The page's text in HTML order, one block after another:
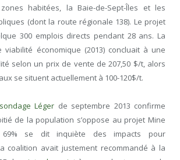
habitées, la Baie-de-Sept-Îles et les
(dont la route régionale 138). Le projet
300 emplois directs pendant 28 ans. La
économique (2013) concluait à une
selon un prix de vente de 207,50 $/t, alors
se situent actuellement à 100-120$/t.
sondage Léger de septembre 2013 confirme
de la population s’oppose au projet Mine
se dit inquiète des impacts pour
coalition avait justement recommandé à la